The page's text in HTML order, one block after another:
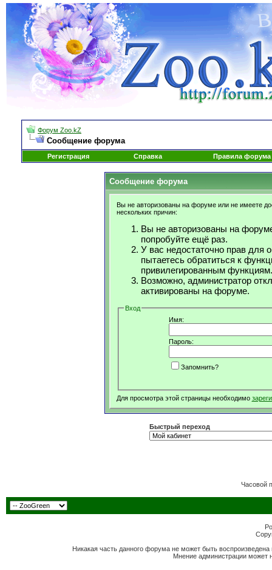
Форум Zoo.kZ
Сообщение форума
Регистрация Справка Правила форума
Сообщение форума
Вы не авторизованы на форуме или не имеете
нескольких причин:
Вы не авторизованы на
попробуйте ещё раз.
У вас недостаточно прав для
пытаетесь обратиться к
привилегированным функциям.
Возможно, администратор
активированы на форуме.
Вход
Имя:
Пароль:
Запомнить?
Для просмотра этой страницы необходимо
Быстрый переход
Часовой
Никакая часть данного форума не может быть
Мнение администрации может